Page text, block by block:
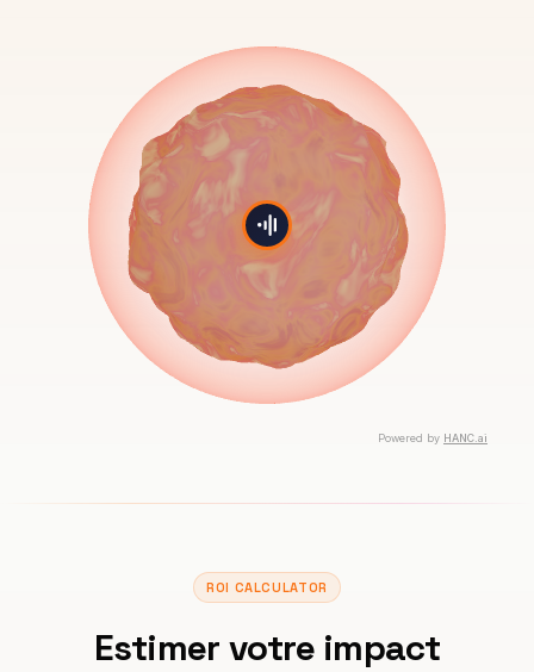
23 secteurs →
ROI CALCULATOR
Estimer votre impact